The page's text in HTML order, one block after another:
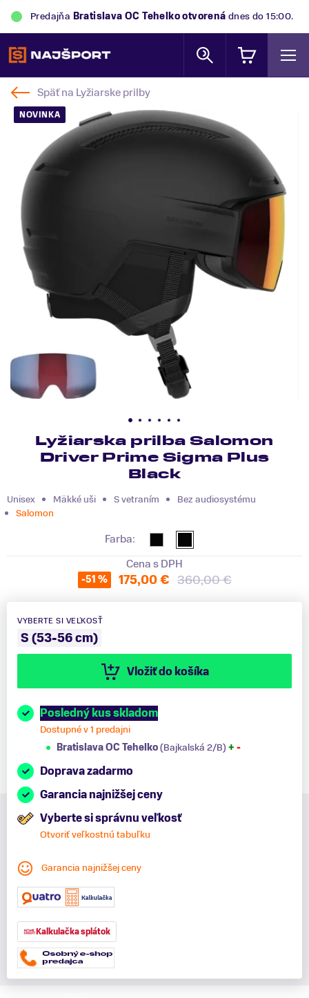
Predajňa Bratislava OC Tehelkootvorená dnes do 15:00.
Späť na Lyžiarske prilby
NOVINKA
Lyžiarska prilba Salomon
Driver Prime Sigma Plus
Black
Unisex Mäkké uši S vetraním
Bez audiosystému
Salomon
Farba:
Cena s DPH
-51 % 175,00 € 360,00 €
VYBERTE SI VEĽKOSŤ
S (53-56 cm)
Vložiť do košíka
Posledný kus skladom
Dostupné v 1 predajni
Bratislava OC Tehelko(Bajkalská 2/B) + -
Doprava zadarmo
Garancia najnižšej ceny
Vyberte si správnu veľkosť
Otvoriť veľkostnú tabuľku
Garancia najnižšej ceny
Kalkulačka splátok